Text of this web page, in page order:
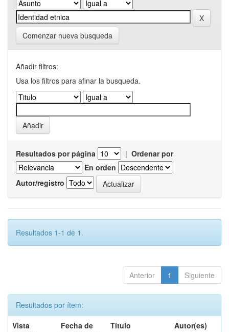
Comenzar nueva busqueda
Añadir filtros:
Usa los filtros para afinar la busqueda.
Resultados por página | Ordenar por
En orden
Autor/registro
Resultados 1-1 de 1.
Anterior 1 Siguiente
Resultados por ítem:
Vista
Fecha de
Título Autor(es)